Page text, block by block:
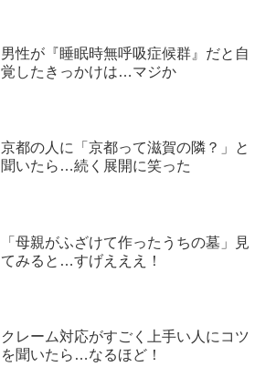
男性が『睡眠時無呼吸症候群』だと自
覚したきっかけは…マジか
京都の人に「京都って滋賀の隣？」と
聞いたら…続く展開に笑った
「母親がふざけて作ったうちの墓」見
てみると…すげえええ！
クレーム対応がすごく上手い人にコツ
を聞いたら…なるほど！